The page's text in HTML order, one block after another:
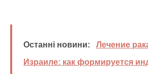
Останні новини:
Лечение
Израиле: как формируется